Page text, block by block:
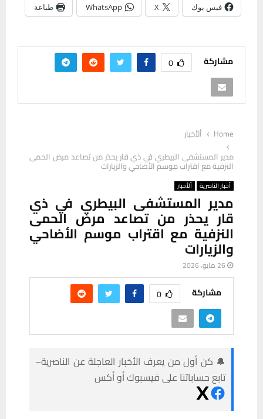
فيس بوك X
WhatsApp طباعة
مشاركة 0
Home
ألأخبار
مدير المستشفى البيطري في ذي قار يحذر من تصاعد مرض الحمى
النزفية مع اقتراب موسم الأضاحي والزيارات
أخبار الناصرية ألأخبار
مدير المستشفى البيطري في ذي
قار يحذر من تصاعد مرض الحمى
النزفية مع اقتراب موسم الأضاحي
والزيارات
26 مايو، 2026
مشاركة 0
🔔 كن أول من يعرف الأخبار العاجلة عن الناصرية–
تابع حساباتنا على فيسبوك أو أكس